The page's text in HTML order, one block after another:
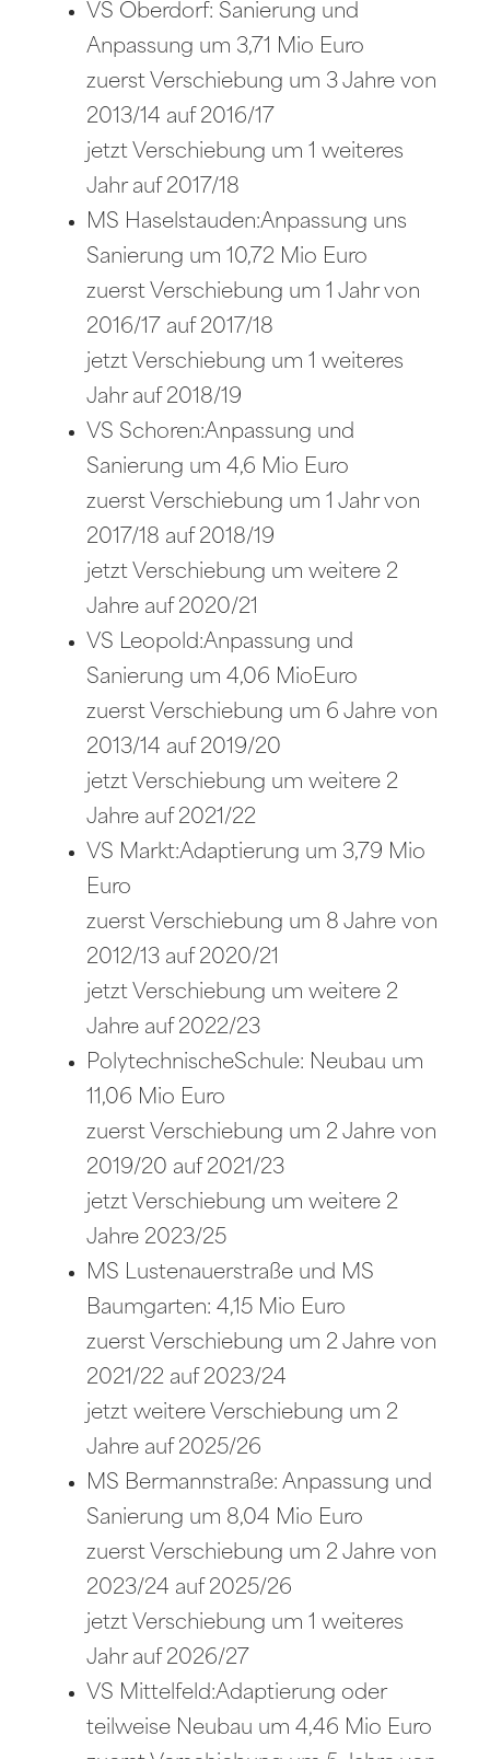
VS Oberdorf: Sanierung und
Anpassung um 3,71 Mio Euro
zuerst Verschiebung um 3 Jahre von
2013/14 auf 2016/17
jetzt Verschiebung um 1 weiteres
Jahr auf 2017/18
MS Haselstauden:Anpassung uns
Sanierung um 10,72 Mio Euro
zuerst Verschiebung um 1 Jahr von
2016/17 auf 2017/18
jetzt Verschiebung um 1 weiteres
Jahr auf 2018/19
VS Schoren:Anpassung und
Sanierung um 4,6 Mio Euro
zuerst Verschiebung um 1 Jahr von
2017/18 auf 2018/19
jetzt Verschiebung um weitere 2
Jahre auf 2020/21
VS Leopold:Anpassung und
Sanierung um 4,06 MioEuro
zuerst Verschiebung um 6 Jahre von
2013/14 auf 2019/20
jetzt Verschiebung um weitere 2
Jahre auf 2021/22
VS Markt:Adaptierung um 3,79 Mio
Euro
zuerst Verschiebung um 8 Jahre von
2012/13 auf 2020/21
jetzt Verschiebung um weitere 2
Jahre auf 2022/23
PolytechnischeSchule: Neubau um
11,06 Mio Euro
zuerst Verschiebung um 2 Jahre von
2019/20 auf 2021/23
jetzt Verschiebung um weitere 2
Jahre 2023/25
MS Lustenauerstraße und MS
Baumgarten: 4,15 Mio Euro
zuerst Verschiebung um 2 Jahre von
2021/22 auf 2023/24
jetzt weitere Verschiebung um 2
Jahre auf 2025/26
MS Bermannstraße: Anpassung und
Sanierung um 8,04 Mio Euro
zuerst Verschiebung um 2 Jahre von
2023/24 auf 2025/26
jetzt Verschiebung um 1 weiteres
Jahr auf 2026/27
VS Mittelfeld:Adaptierung oder
teilweise Neubau um 4,46 Mio Euro